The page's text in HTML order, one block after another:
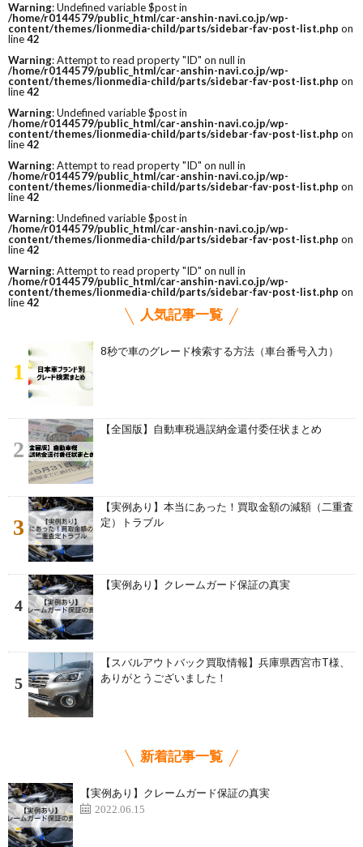
Warning: Undefined variable $post in
/home/r0144579/public_html/car-anshin-navi.co.jp/wp-
content/themes/lionmedia-child/parts/sidebar-fav-post-list.php on
line42
Warning: Attempt to read property "ID" on null in
/home/r0144579/public_html/car-anshin-navi.co.jp/wp-
content/themes/lionmedia-child/parts/sidebar-fav-post-list.php on
line42
Warning: Undefined variable $post in
/home/r0144579/public_html/car-anshin-navi.co.jp/wp-
content/themes/lionmedia-child/parts/sidebar-fav-post-list.php on
line42
Warning: Attempt to read property "ID" on null in
/home/r0144579/public_html/car-anshin-navi.co.jp/wp-
content/themes/lionmedia-child/parts/sidebar-fav-post-list.php on
line42
Warning: Undefined variable $post in
/home/r0144579/public_html/car-anshin-navi.co.jp/wp-
content/themes/lionmedia-child/parts/sidebar-fav-post-list.php on
line42
Warning: Attempt to read property "ID" on null in
/home/r0144579/public_html/car-anshin-navi.co.jp/wp-
content/themes/lionmedia-child/parts/sidebar-fav-post-list.php on
line42
人気記事一覧
1
8秒で車のグレード検索する方法（車台番号入力）
2
【全国版】自動車税過誤納金還付委任状まとめ
3
【実例あり】本当にあった！買取金額の減額（二重査
定）トラブル
4
【実例あり】クレームガード保証の真実
5
【スバルアウトバック買取情報】兵庫県西宮市T様、
ありがとうございました！
新着記事一覧
【実例あり】クレームガード保証の真実
2022.06.15